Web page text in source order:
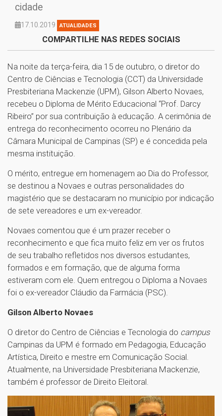
cidade
17.10.2019 ATUALIDADES
COMPARTILHE NAS REDES SOCIAIS
Na noite da terça-feira, dia 15 de outubro, o diretor do
Centro de Ciências e Tecnologia (CCT) da Universidade
Presbiteriana Mackenzie (UPM), Gilson Alberto Novaes,
recebeu o Diploma de Mérito Educacional “Prof. Darcy
Ribeiro” por sua contribuição à educação. A cerimônia de
entrega do reconhecimento ocorreu no Plenário da
Câmara Municipal de Campinas (SP) e é concedida pela
mesma instituição.
O mérito, entregue em homenagem ao Dia do Professor,
se destinou a Novaes e outras personalidades do
magistério que se destacaram no município por indicação
de sete vereadores e um ex-vereador.
Novaes comentou que é um prazer receber o
reconhecimento e que fica muito feliz em ver os frutos
de seu trabalho refletidos nos diversos estudantes,
formados e em formação, que de alguma forma
estiveram com ele. Quem entregou o Diploma a Novaes
foi o ex-vereador Cláudio da Farmácia (PSC).
Gilson Alberto Novaes
O diretor do Centro de Ciências e Tecnologia do campus
Campinas da UPM é formado em Pedagogia, Educação
Artística, Direito e mestre em Comunicação Social.
Atualmente, na Universidade Presbiteriana Mackenzie,
também é professor de Direito Eleitoral.